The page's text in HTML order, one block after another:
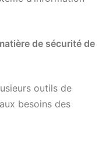
de sécurité de
outils de
besoins des